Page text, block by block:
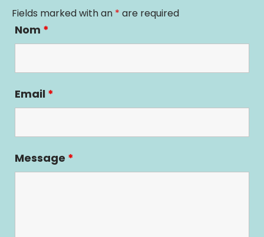
Fields marked with an * are required
Nom *
Email *
Message *